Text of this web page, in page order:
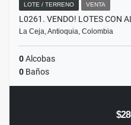
LOTE / TERRENO VENTA
L0261. VENDO! LOTES CON
La Ceja, Antioquia, Colombia
0Alcobas
0 Baños